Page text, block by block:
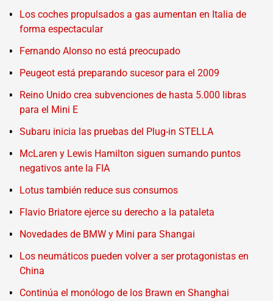
Los coches propulsados a gas aumentan en Italia de
forma espectacular
Fernando Alonso no está preocupado
Peugeot está preparando sucesor para el 2009
Reino Unido crea subvenciones de hasta 5.000 libras
para el Mini E
Subaru inicia las pruebas del Plug-in STELLA
McLaren y Lewis Hamilton siguen sumando puntos
negativos ante la FIA
Lotus también reduce sus consumos
Flavio Briatore ejerce su derecho a la pataleta
Novedades de BMW y Mini para Shangai
Los neumáticos pueden volver a ser protagonistas en
China
Continúa el monólogo de los Brawn en Shanghai